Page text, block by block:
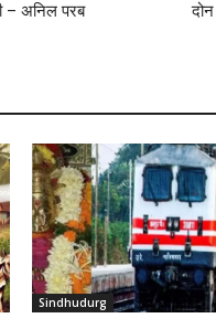
– अनिल परब
Sindhudurg